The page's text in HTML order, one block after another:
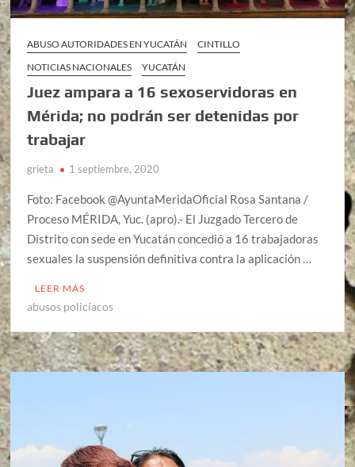
ABUSO AUTORIDADES EN YUCATÁN
CINTILLO
NOTICIAS NACIONALES
YUCATÁN
Juez ampara a 16 sexoservidoras en
Mérida; no podrán ser detenidas por
trabajar
grieta 1 septiembre, 2020
Foto: Facebook @AyuntaMeridaOficial Rosa Santana /
Proceso MÉRIDA, Yuc. (apro).- El Juzgado Tercero de
Distrito con sede en Yucatán concedió a 16 trabajadoras
sexuales la suspensión definitiva contra la aplicación …
LEER MÁS
abusos policíacos